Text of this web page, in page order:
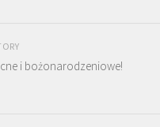
i bożonarodzeniowe!